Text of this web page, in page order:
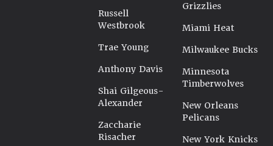
Russell
Westbrook
Trae Young
Anthony Davis
Shai Gilgeous-
Alexander
Zaccharie
Risacher
Grizzlies
Miami Heat
Milwaukee Bucks
Minnesota
Timberwolves
New Orleans
Pelicans
New York Knicks